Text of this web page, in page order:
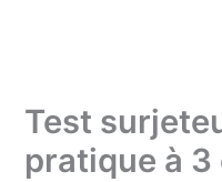
Test
pratique à